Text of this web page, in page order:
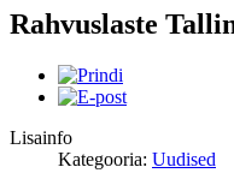
Rahvuslaste
Lisainfo
Kategooria: Uudised